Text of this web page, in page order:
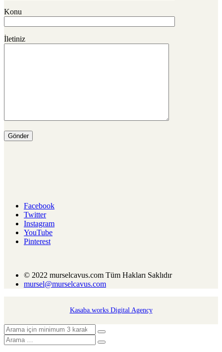
Konu
İletiniz
Facebook
Twitter
Instagram
YouTube
Pinterest
© 2022 murselcavus.com Tüm Hakları Saklıdır
mursel@murselcavus.com
Kasaba.works Digital Agency